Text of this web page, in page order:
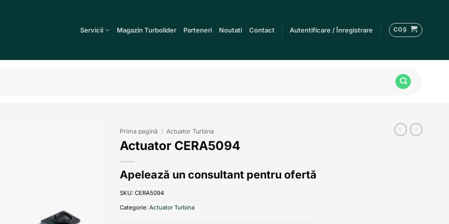
Servicii Magazin Turbolider Parteneri Noutati Contact Autentificare / Înregistrare COȘ
Prima pagină / Actuator Turbina
Actuator CERA5094
Apelează un consultant pentru ofertă
SKU: CERA5094
Categorie: Actuator Turbina